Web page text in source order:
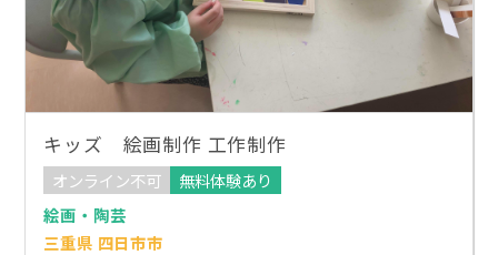
キッズ 絵画制作 工作制作
オンライン不可
無料体験あり
絵画・陶芸
三重県 四日市市